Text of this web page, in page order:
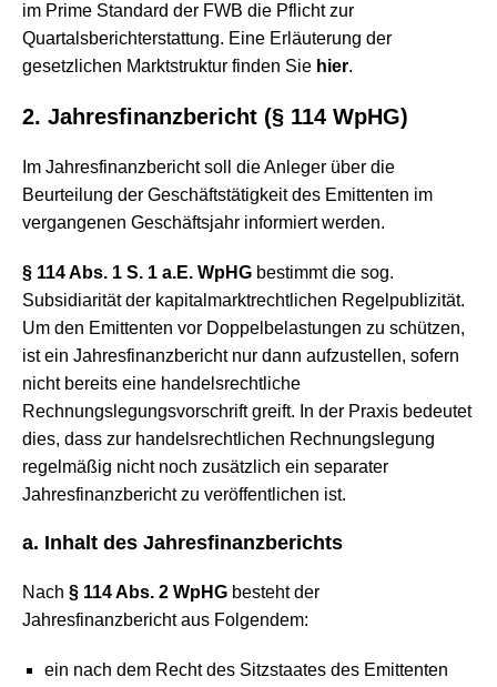
im Prime Standard der FWB die Pflicht zur
Quartalsberichterstattung. Eine Erläuterung der
gesetzlichen Marktstruktur finden Sie hier.
2. Jahresfinanzbericht (§ 114 WpHG)
Im Jahresfinanzbericht soll die Anleger über die
Beurteilung der Geschäftstätigkeit des Emittenten im
vergangenen Geschäftsjahr informiert werden.
§ 114 Abs. 1 S. 1 a.E. WpHG bestimmt die sog.
Subsidiarität der kapitalmarktrechtlichen Regelpublizität.
Um den Emittenten vor Doppelbelastungen zu schützen,
ist ein Jahresfinanzbericht nur dann aufzustellen, sofern
nicht bereits eine handelsrechtliche
Rechnungslegungsvorschrift greift. In der Praxis bedeutet
dies, dass zur handelsrechtlichen Rechnungslegung
regelmäßig nicht noch zusätzlich ein separater
Jahresfinanzbericht zu veröffentlichen ist.
a. Inhalt des Jahresfinanzberichts
Nach § 114 Abs. 2 WpHG besteht der
Jahresfinanzbericht aus Folgendem:
ein nach dem Recht des Sitzstaates des Emittenten